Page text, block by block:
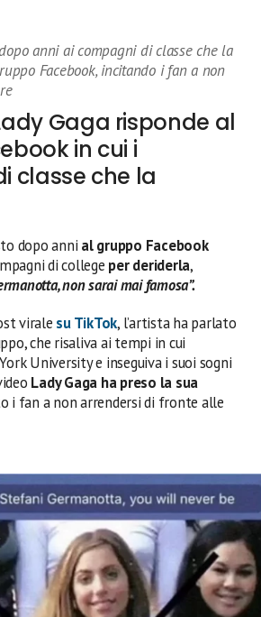
anni ai compagni di classe che la
Facebook, incitando i fan a non
Gaga risponde al
in cui i
classe che la
dopo anni al gruppo Facebook
di college per deriderla,
non sarai mai famosa”.
virale su TikTok, l’artista ha parlato
che risaliva ai tempi in cui
University e inseguiva i suoi sogni
Lady Gaga ha preso la sua
i fan a non arrendersi di fronte alle